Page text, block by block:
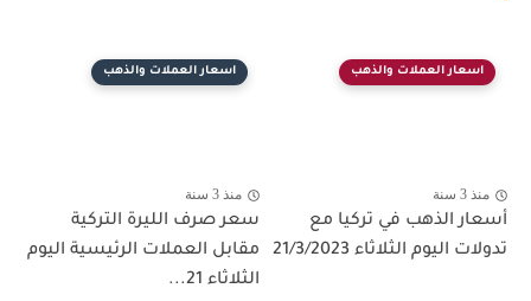
اسعار العملات والذهب
منذ 3 سنة
أسعار الذهب في تركيا مع
تدولات اليوم الثلاثاء 21/3/2023
اسعار العملات والذهب
منذ 3 سنة
سعر صرف الليرة التركية
مقابل العملات الرئيسية اليوم
الثلاثاء 21...